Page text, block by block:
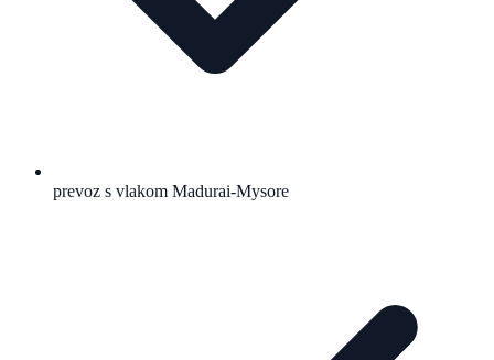
prevoz s vlakom Madurai-Mysore